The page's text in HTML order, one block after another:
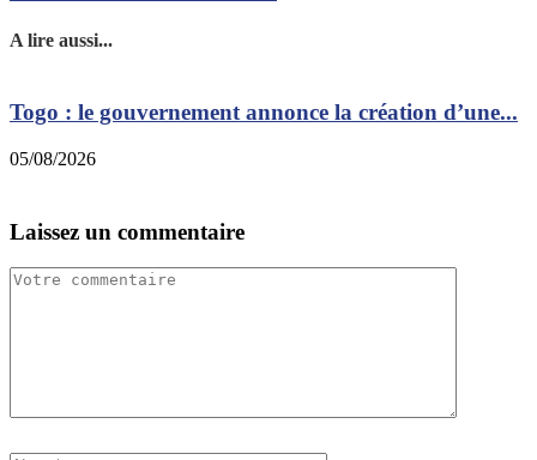
A lire aussi...
Togo : le gouvernement annonce la création d’une...
05/08/2026
Laissez un commentaire